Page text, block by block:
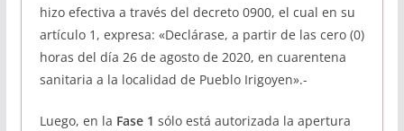
hizo efectiva a través del decreto 0900, el cual en su
artículo 1, expresa: «Declárase, a partir de las cero (0)
horas del día 26 de agosto de 2020, en cuarentena
sanitaria a la localidad de Pueblo Irigoyen».-
Luego, en la Fase 1 sólo está autorizada la apertura